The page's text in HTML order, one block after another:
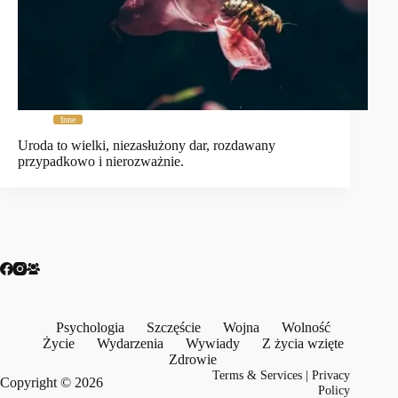
Inne
Uroda to wielki, niezasłużony dar, rozdawany
przypadkowo i nierozważnie.
Psychologia Szczęście Wojna
Wolność
Życie
Wydarzenia Wywiady
Z życia wzięte
Zdrowie
Copyright © 2026
Terms & Services |Privacy
Policy